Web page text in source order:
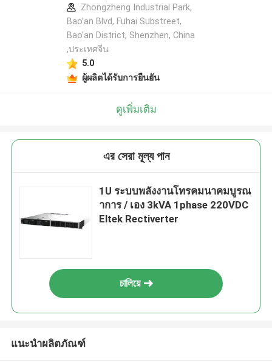
Zhongzheng Industrial Park,
Bao’an Blvd, Fuhai Substreet,
Bao’an District, Shenzhen, China
,ประเทศจีน
5.0
ผู้ผลิตได้รับการยืนยัน
ดูเพิ่มเติม
এর সেরা মূল্য পান
1U ระบบพลังงานโทรคมนาคมบูรณ
าการ / เอง 3kVA 1phase 220VDC
Eltek Rectiverter
চালিয়ে
แนะนำผลิตภัณฑ์